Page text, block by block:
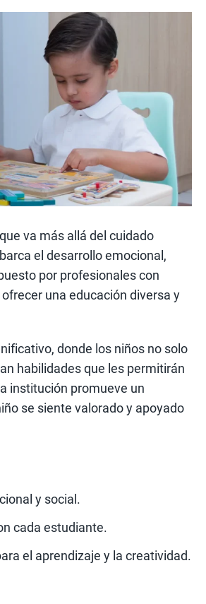
va más allá del cuidado
el desarrollo emocional,
por profesionales con
una educación diversa y
donde los niños no solo
habilidades que les permitirán
institución promueve un
se siente valorado y apoyado
y social.
cada estudiante.
el aprendizaje y la creatividad.